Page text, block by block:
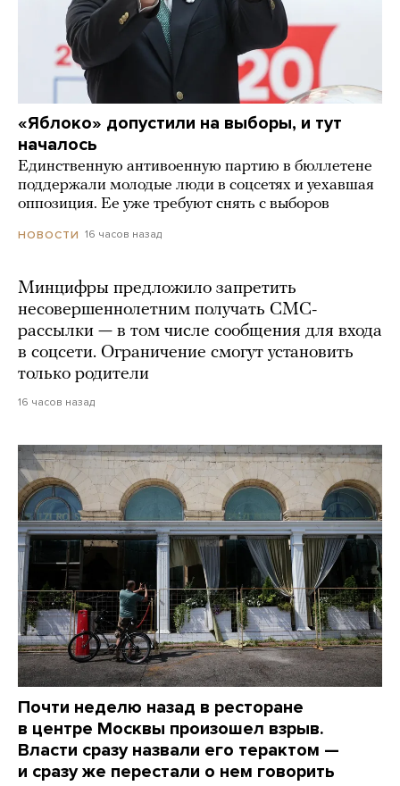
«Яблоко» допустили на выборы, и тут
началось
Единственную антивоенную партию в бюллетене
поддержали молодые люди в соцсетях и уехавшая
оппозиция. Ее уже требуют снять с выборов
НОВОСТИ 16 часов назад
Минцифры предложило запретить
несовершеннолетним получать СМС-
рассылки — в том числе сообщения для входа
в соцсети. Ограничение смогут установить
только родители
16 часов назад
Почти неделю назад в ресторане
в центре Москвы произошел взрыв.
Власти сразу назвали его терактом —
и сразу же перестали о нем говорить